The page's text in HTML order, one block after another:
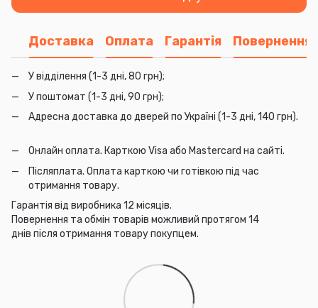
Доставка Оплата Гарантія Повернення
У відділення (1-3 дні, 80 грн);
У поштомат (1-3 дні, 90 грн);
Адресна доставка до дверей по Україні (1-3 дні, 140 грн).
Онлайн оплата. Карткою Visa або Mastercard на сайті.
Післяплата. Оплата карткою чи готівкою під час
отримання товару.
Гарантія від виробника 12 місяців.
Повернення та обмін товарів можливий протягом 14
днів після отримання товару покупцем.